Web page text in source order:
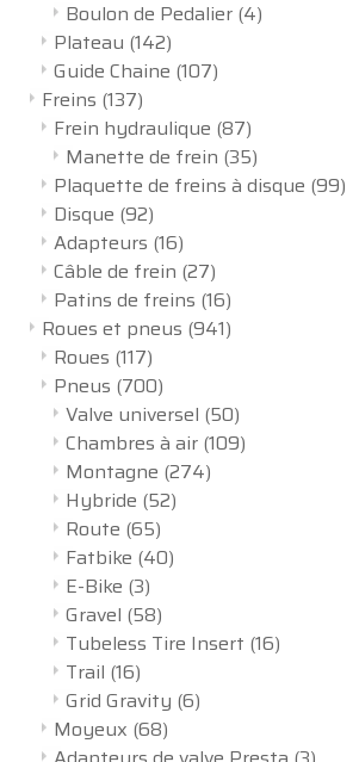
Boulon de Pedalier (4)
Plateau (142)
Guide Chaine (107)
Freins (137)
Frein hydraulique (87)
Manette de frein (35)
Plaquette de freins à disque (99)
Disque (92)
Adapteurs (16)
Câble de frein (27)
Patins de freins (16)
Roues et pneus (941)
Roues (117)
Pneus (700)
Valve universel (50)
Chambres à air (109)
Montagne (274)
Hybride (52)
Route (65)
Fatbike (40)
E-Bike (3)
Gravel (58)
Tubeless Tire Insert (16)
Trail (16)
Grid Gravity (6)
Moyeux (68)